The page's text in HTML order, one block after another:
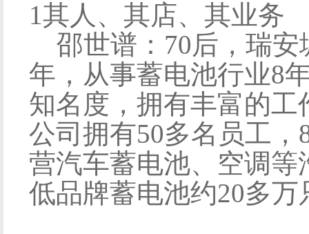
1其人、其店、其业务
邵世谱：70后，瑞安
年，从事蓄电池行业8
知名度，拥有丰富的
公司拥有50多名员工
营汽车蓄电池、空调
低品牌蓄电池约20多